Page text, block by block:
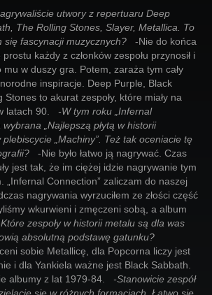
utwory z repertuaru Deep
The Rolling Stones, Slayer, Metallica. To
się fascynacji muzycznych? -Nie do końca
każdy z członków zespołu przynosił i
w duszy gra. Potem, zaraża tym cały
inspiracje. Deep Purple, Black
Stones to akurat zespoły, które miały na
latach 90. -W tym roku „Infernal
wybrana „Najlepszą płytą w historii
„Machiny”. Też tak oceniacie tę
-Nie było łatwo ją nagrywać. Czas
jest tak, że im ciężej idzie nagrywanie tym
„Infernal Connection” zaliczam do naszej
nagrywania wyrzuciłem ze złości część
wkurwieni i zmęczeni sobą, a album
zespoły w historii metalu są dla was
absolutną podstawę gatunku?
sobie Metallicę, dla Popcorna liczy jest
i dla Yankiela ważne jest Black Sabbath.
albumy z lat 1979-84. -Stanowicie zespół